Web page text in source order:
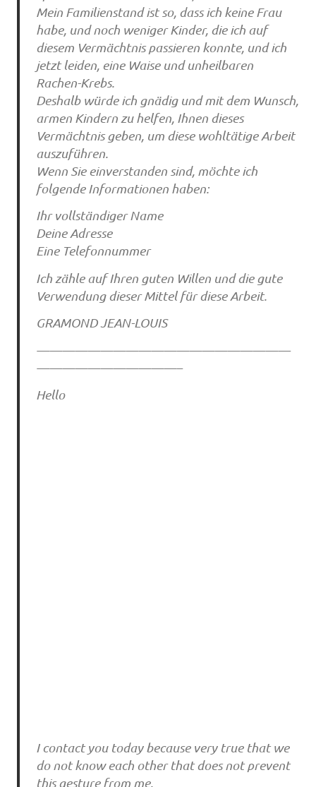
Mein Familienstand ist so, dass ich keine Frau
habe, und noch weniger Kinder, die ich auf
diesem Vermächtnis passieren konnte, und ich
jetzt leiden, eine Waise und unheilbaren
Rachen-Krebs.
Deshalb würde ich gnädig und mit dem Wunsch,
armen Kindern zu helfen, Ihnen dieses
Vermächtnis geben, um diese wohltätige Arbeit
auszuführen.
Wenn Sie einverstanden sind, möchte ich
folgende Informationen haben:
Ihr vollständiger Name
Deine Adresse
Eine Telefonnummer
Ich zähle auf Ihren guten Willen und die gute
Verwendung dieser Mittel für diese Arbeit.
GRAMOND JEAN-LOUIS
————————————————————
———————————–
Hello
I contact you today because very true that we
do not know each other that does not prevent
this gesture from me.